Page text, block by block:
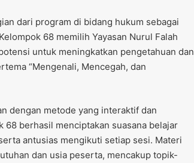
dari program di bidang hukum sebagai
68 memilih Yayasan Nurul Falah
untuk meningkatkan pengetahuan dan
“Mengenali, Mencegah, dan
dengan metode yang interaktif dan
68 berhasil menciptakan suasana belajar
antusias mengikuti setiap sesi. Materi
dan usia peserta, mencakup topik-